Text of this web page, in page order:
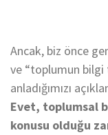
Ancak, biz önce
ve “toplumun bilgi
anladığımızı
Evet, toplumsal
konusu olduğu